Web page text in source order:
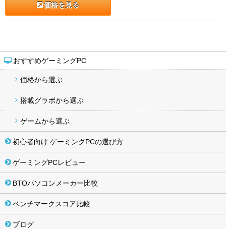
おすすめゲーミングPC
価格から選ぶ
搭載グラボから選ぶ
ゲームから選ぶ
初心者向け ゲーミングPCの選び方
ゲーミングPCレビュー
BTOパソコンメーカー比較
ベンチマークスコア比較
ブログ
価格を見る